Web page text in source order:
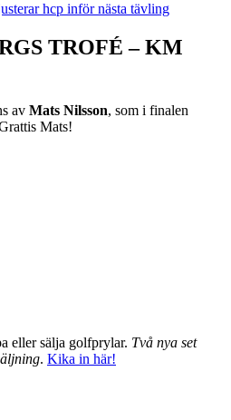
hcp inför nästa tävling
TROFÉ – KM
av Mats Nilsson, som i finalen
Mats!
eller sälja golfprylar. Två nya set
. Kika in här!